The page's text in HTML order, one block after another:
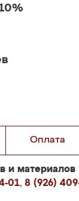
Оплата
и материалов
01, 8 (926)